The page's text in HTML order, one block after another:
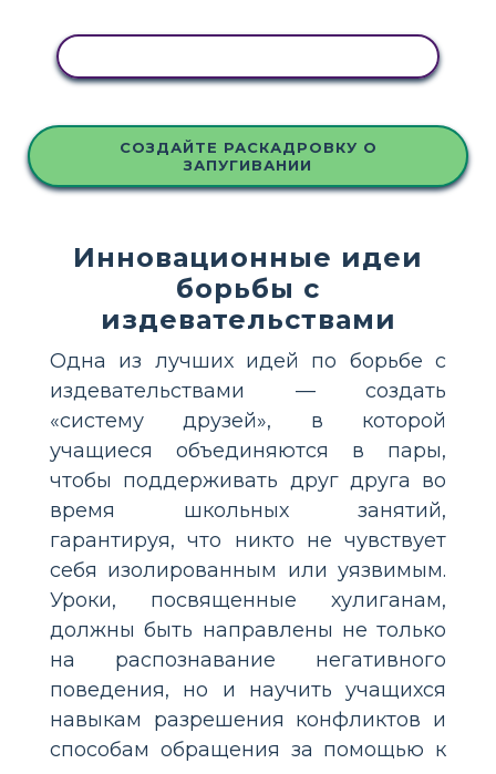
СОЗДАЙТЕ РАСКАДРОВКУ О
ЗАПУГИВАНИИ
Инновационные идеи
борьбы с
издевательствами
Одна из лучших идей по борьбе с
издевательствами — создать
«систему друзей», в которой
учащиеся объединяются в пары,
чтобы поддерживать друг друга во
время школьных занятий,
гарантируя, что никто не чувствует
себя изолированным или уязвимым.
Уроки, посвященные хулиганам,
должны быть направлены не только
на распознавание негативного
поведения, но и научить учащихся
навыкам разрешения конфликтов и
способам обращения за помощью к